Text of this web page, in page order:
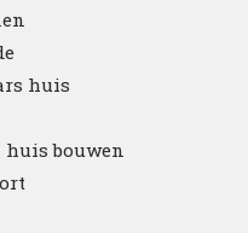
huis
huis bouwen